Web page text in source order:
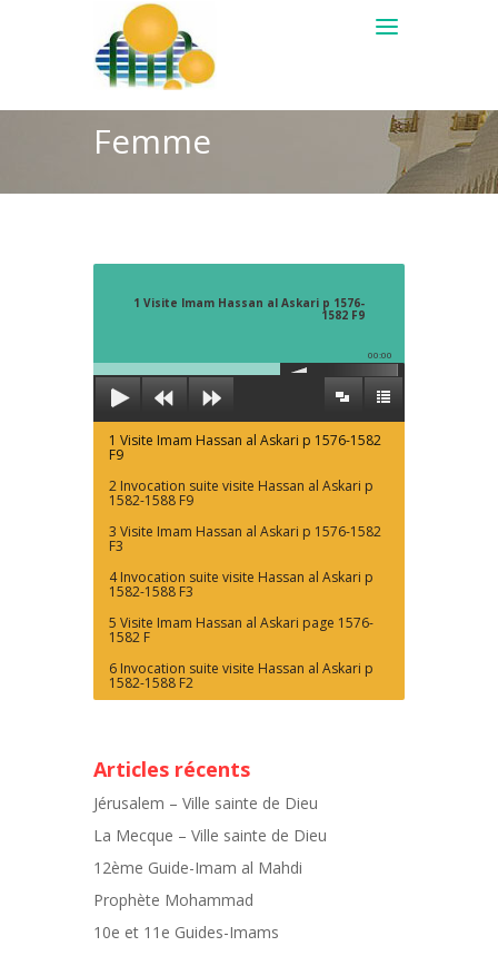
Femme
1 Visite Imam Hassan al Askari p 1576-
1582 F9
00:00
1 Visite Imam Hassan al Askari p 1576-1582
F9
2 Invocation suite visite Hassan al Askari p
1582-1588 F9
3 Visite Imam Hassan al Askari p 1576-1582
F3
4 Invocation suite visite Hassan al Askari p
1582-1588 F3
5 Visite Imam Hassan al Askari page 1576-
1582 F
6 Invocation suite visite Hassan al Askari p
1582-1588 F2
Articles récents
Jérusalem – Ville sainte de Dieu
La Mecque – Ville sainte de Dieu
12ème Guide-Imam al Mahdi
Prophète Mohammad
10e et 11e Guides-Imams